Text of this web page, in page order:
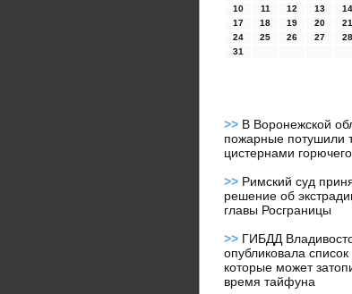
10
11 12 13 14
17
18 19 20 21
24
25 26 27 28
31
>> В Воронежской
пожарные потушили
цистернами горючего
>> Римский суд
решение об
главы Росграницы
>> ГИБДД
опубликовала список
которые может
время тайфуна